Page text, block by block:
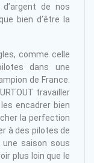
de nos
bien d’être la
comme celle
dans une
de France.
travailler
encadrer bien
la perfection
à des pilotes de
saison sous
plus loin que le